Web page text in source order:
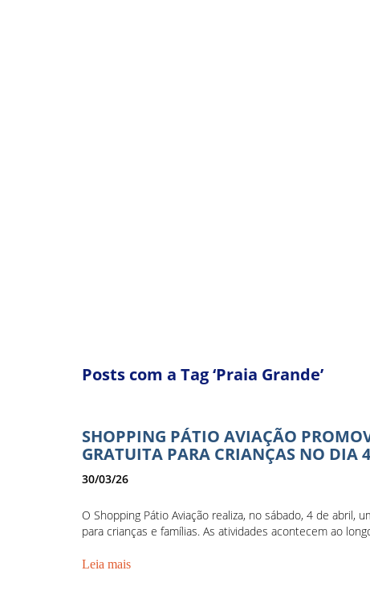
Posts com a Tag ‘Praia Grande’
SHOPPING PÁTIO AVIAÇÃO
GRATUITA PARA CRIANÇAS NO DIA
30/03/26
O Shopping Pátio Aviação realiza, no sábado, 4 de abril,
para crianças e famílias. As atividades acontecem ao
Leia mais